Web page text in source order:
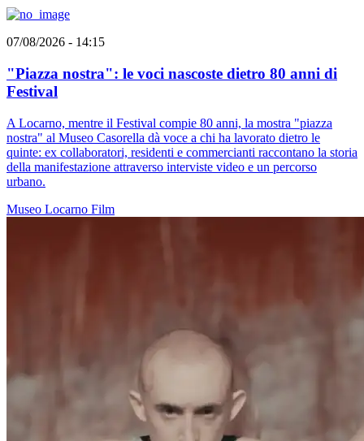
07/08/2026 - 14:15
"Piazza nostra": le voci nascoste dietro 80 anni di
Festival
A Locarno, mentre il Festival compie 80 anni, la mostra "piazza
nostra" al Museo Casorella dà voce a chi ha lavorato dietro le
quinte: ex collaboratori, residenti e commercianti raccontano la storia
della manifestazione attraverso interviste video e un percorso
urbano.
Museo Locarno Film